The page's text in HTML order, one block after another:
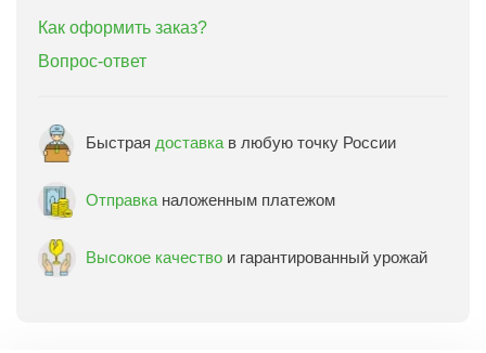
Как оформить заказ?
Вопрос-ответ
Быстрая доставка в любую точку России
Отправка наложенным платежом
Высокое качество и гарантированный урожай